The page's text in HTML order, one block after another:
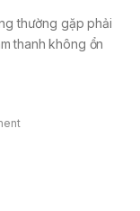
thường gặp phải
thanh không ổn